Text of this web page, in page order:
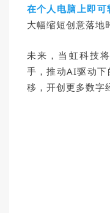
在个人电脑上即
大幅缩短创意落地
未来，当虹科技
手，推动AI驱动
移，开创更多数字